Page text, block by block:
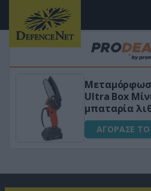
Ultra Box
μπαταρία
ΑΓΟΡΑΣΕ ΤΟ